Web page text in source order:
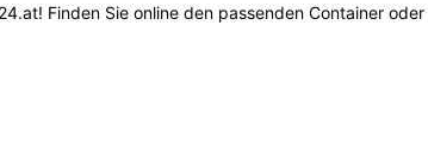
Finden Sie online den passenden Container